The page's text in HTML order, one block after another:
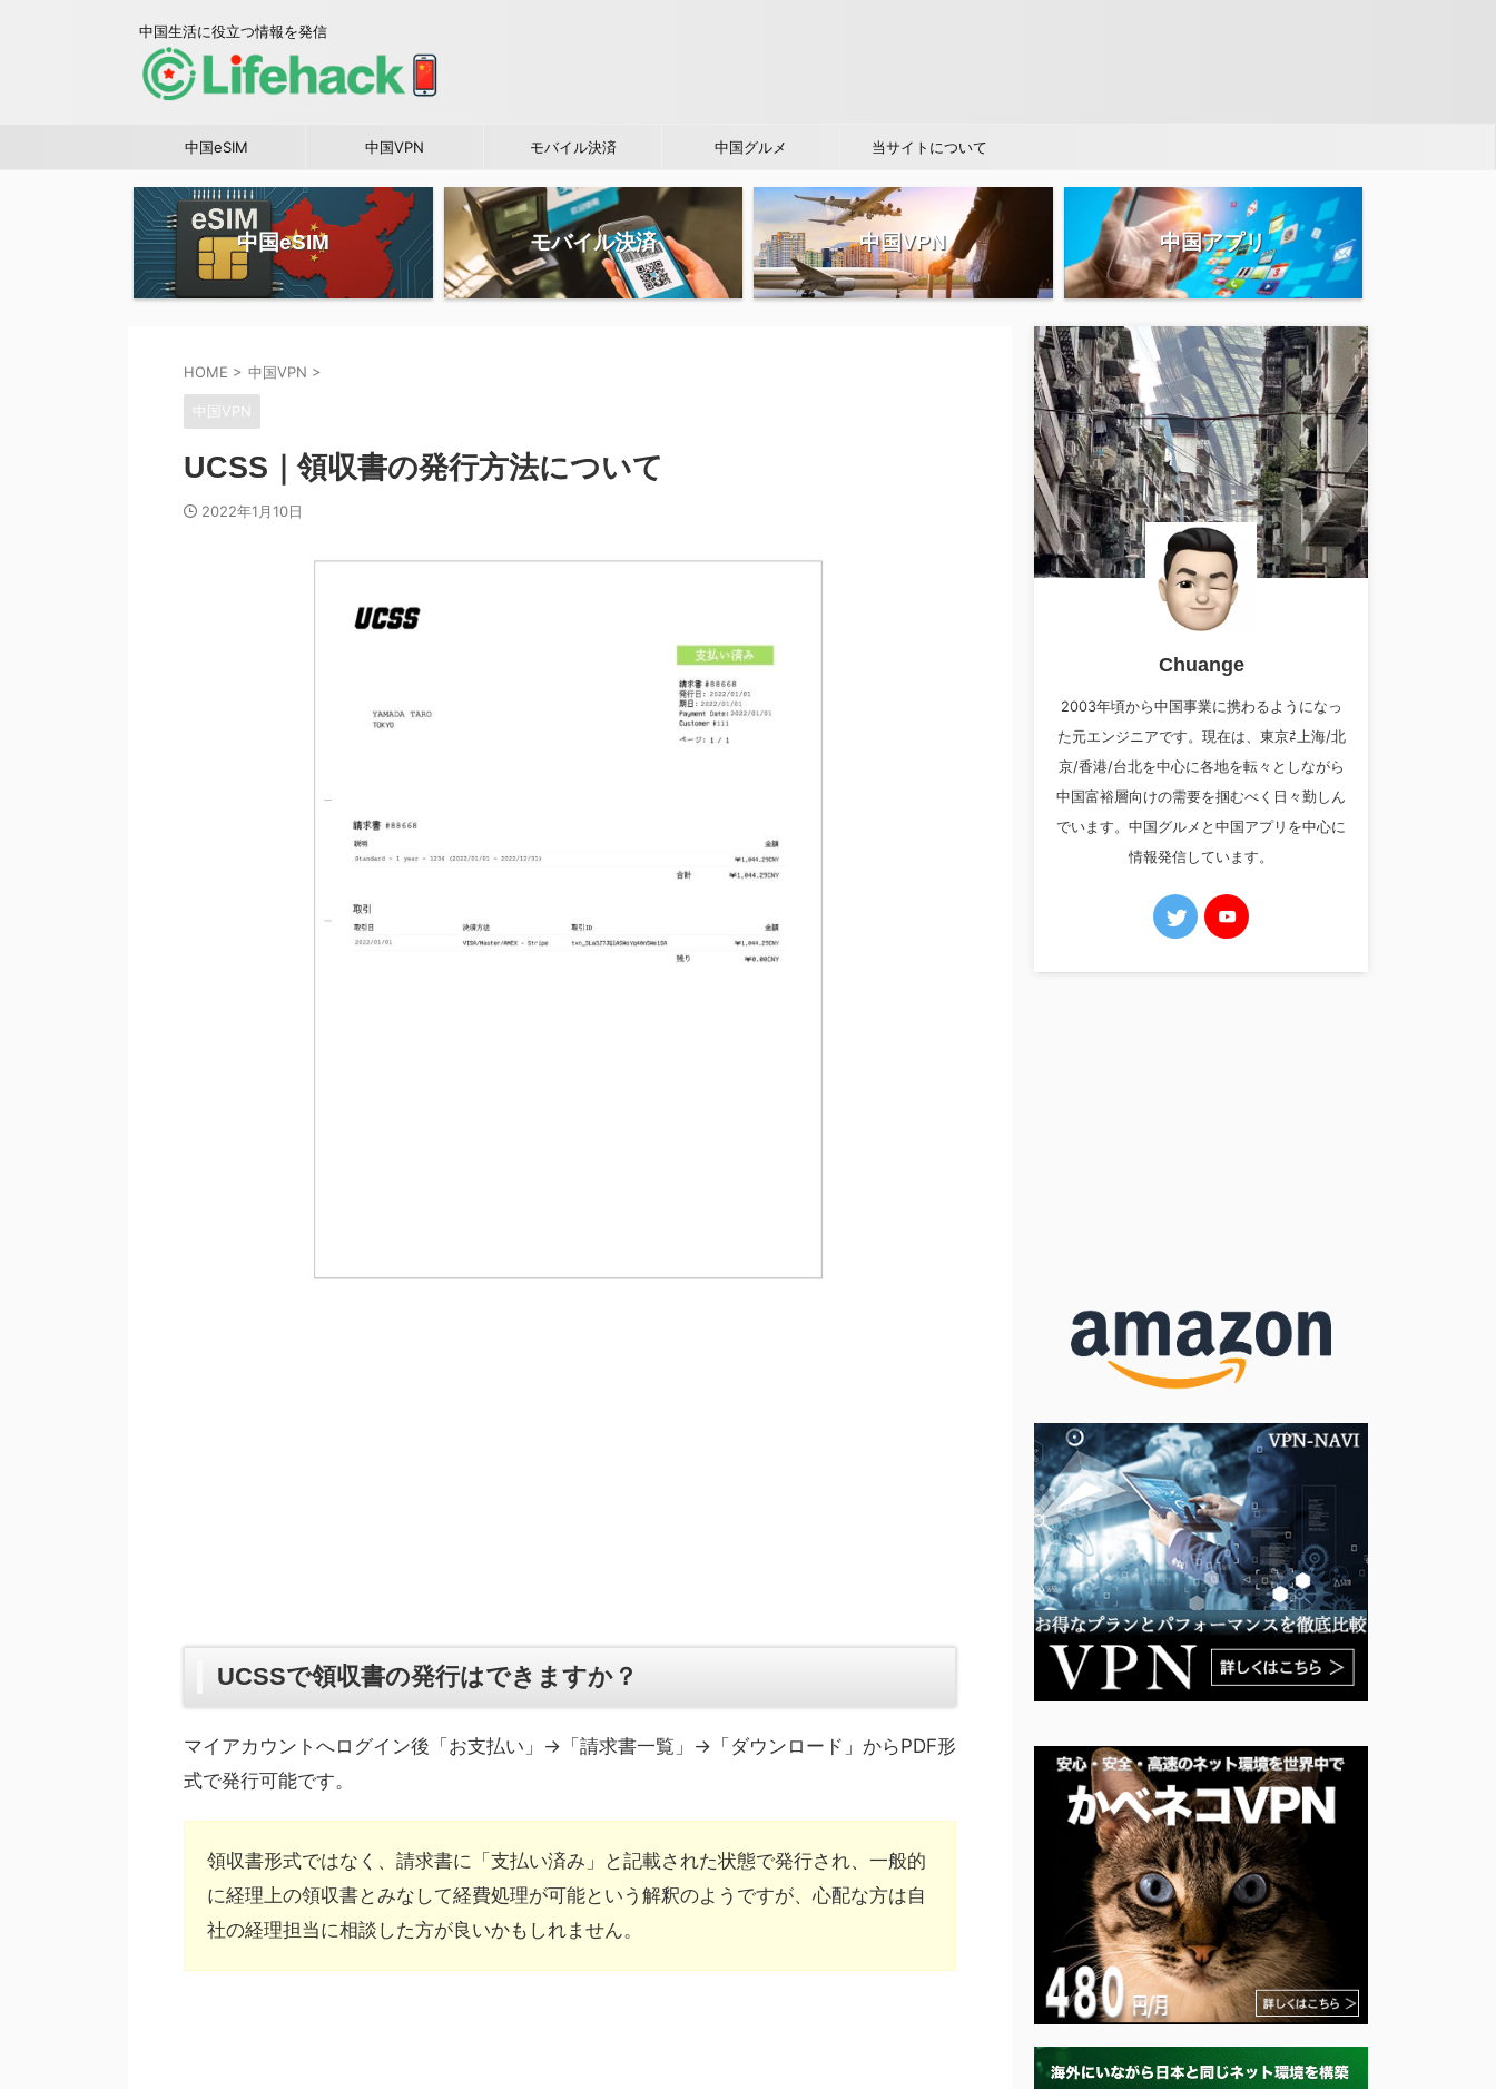
中国生活に役立つ情報を発信
中国eSIM 中国VPN モバイル決済 中国グルメ 当サイトについて
中国eSIM モバイル決済 中国VPN 中国アプリ
HOME > 中国VPN >
中国VPN
UCSS｜領収書の発行方法について
2022年1月10日
UCSSで領収書の発行はできますか？
マイアカウントへログイン後「お支払い」→「請求書一覧」→「ダウンロード」からPDF形
式で発行可能です。
領収書形式ではなく、請求書に「支払い済み」と記載された状態で発行され、一般的
に経理上の領収書とみなして経費処理が可能という解釈のようですが、心配な方は自
社の経理担当に相談した方が良いかもしれません。
Chuange
2003年頃から中国事業に携わるようになっ
た元エンジニアです。現在は、東京⇄上海/北
京/香港/台北を中心に各地を転々としながら
中国富裕層向けの需要を掴むべく日々勤しん
でいます。中国グルメと中国アプリを中心に
情報発信しています。